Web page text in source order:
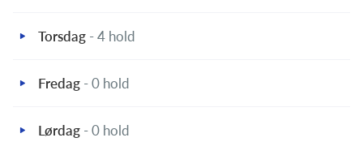
Torsdag - 4 hold
Fredag - 0 hold
Lørdag - 0 hold